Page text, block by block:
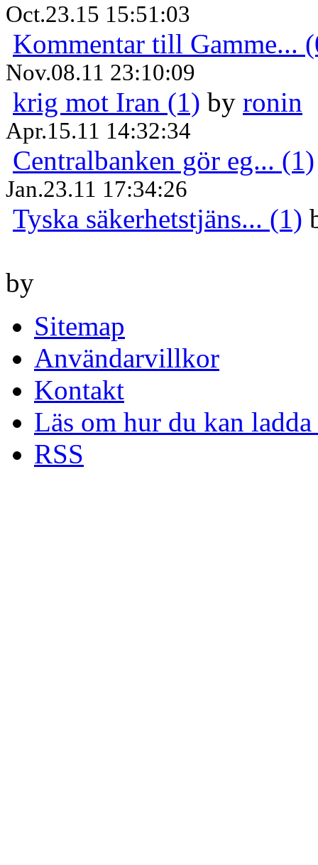
Oct.23.15 15:51:03
Kommentar till Gamme...
Nov.08.11 23:10:09
krig mot Iran (1) by ronin
Apr.15.11 14:32:34
Centralbanken gör eg... (1)
Jan.23.11 17:34:26
Tyska säkerhetstjäns... (1)
by
Sitemap
Användarvillkor
Kontakt
Läs om hur du kan
RSS